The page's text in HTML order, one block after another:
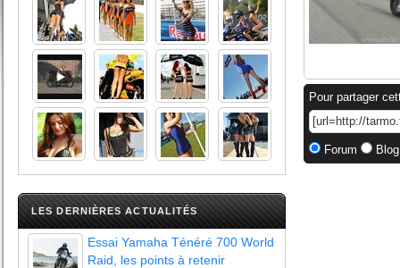
LES DERNIÈRES ACTUALITÉS
Essai Yamaha Ténéré 700 World
Raid, les points à retenir
Pour partager
Forum